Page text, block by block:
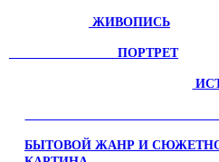
ЖИВОПИСЬ
ПОРТРЕТ
БЫТОВОЙ ЖАНР И